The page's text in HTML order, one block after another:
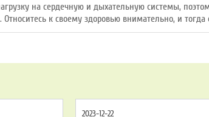
на сердечную и дыхательную системы,
к своему здоровью внимательно, и
2023-12-22